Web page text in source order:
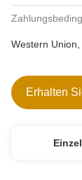
Western
Erhalten